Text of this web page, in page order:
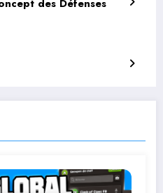
des Défenses